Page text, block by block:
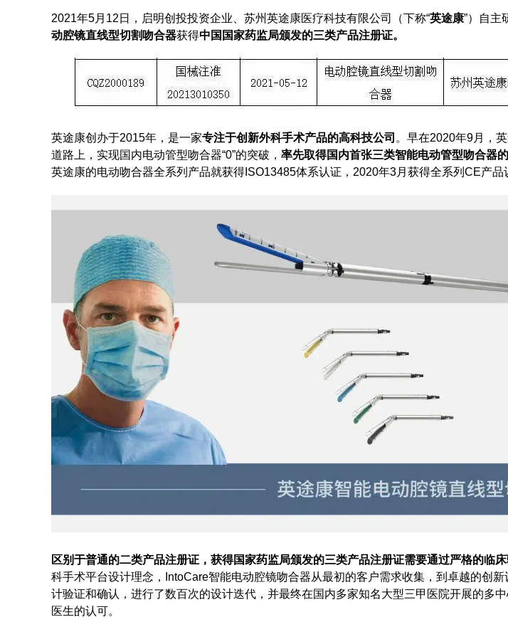
2021年5月12日，启明创投投资企业、苏州英途康医疗科技有限公司（下称“英途康”）自主
动腔镜直线型切割吻合器获得中国国家药监局颁发的三类产品注册证。
英途康创办于2015年，是一家专注于创新外科手术产品的高科技公司 。早在2020年9月，
道路上，实现国内电动管型吻合器“0”的突破， 率先取得国内首张三类智能电动管型吻合器
英途康的电动吻合器全系列产品就获得ISO13485体系认证，2020年3月获得全系列CE产品
区别于普通的二类产品注册证，获得国家药监局颁发的三类产品注册证需要通过严格的临床
科手术平台设计理念，IntoCare智能电动腔镜吻合器从最初的客户需求收集，到卓越的创
计验证和确认，进行了数百次的设计迭代，并最终在国内多家知名大型三甲医院开展的多
医生的认可。